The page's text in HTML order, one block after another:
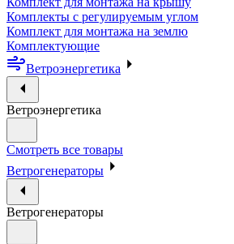
Комплекты с регулируемым углом
Комплект для монтажа на землю
Комплектующие
Ветроэнергетика
Ветроэнергетика
Смотреть все товары
Ветрогенераторы
Ветрогенераторы